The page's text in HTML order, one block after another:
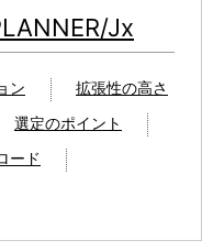
Jx
ン
拡張性の高さ
選定のポイント
ード